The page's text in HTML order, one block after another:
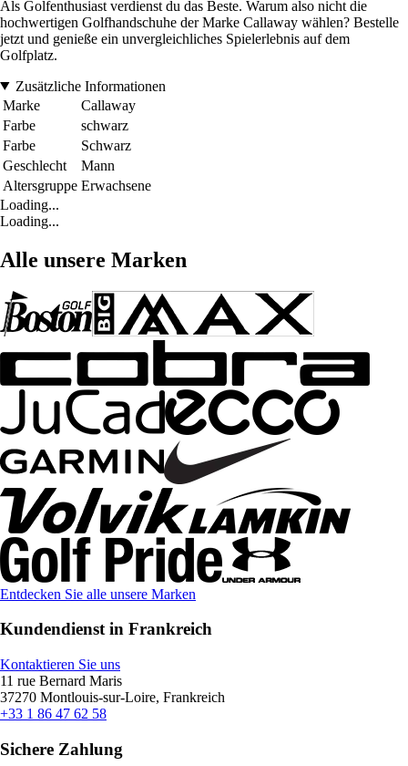
Als Golfenthusiast verdienst du das Beste. Warum also nicht die
hochwertigen Golfhandschuhe der Marke Callaway wählen? Bestelle
jetzt und genieße ein unvergleichliches Spielerlebnis auf dem
Golfplatz.
Zusätzliche Informationen
Marke
Callaway
Farbe
schwarz
Farbe
Schwarz
Geschlecht
Mann
Altersgruppe Erwachsene
Loading...
Loading...
Alle unsere Marken
Entdecken Sie alle unsere Marken
Kundendienst in Frankreich
Kontaktieren Sie uns
11 rue Bernard Maris
37270 Montlouis-sur-Loire, Frankreich
+33 1 86 47 62 58
Sichere Zahlung